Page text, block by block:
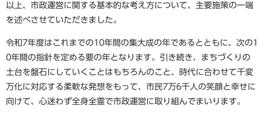
以上、市政運営に関する基本的な考え方について、主要施策の一端
を述べさせていただきました。
令和7年度はこれまでの10年間の集大成の年であるとともに、次の1
0年間の指針を定める要の年となります。引き続き、まちづくりの
土台を盤石にしていくことはもちろんのこと、時代に合わせて千変
万化に対応する柔軟な発想をもって、市民7万6千人の笑顔と幸せに
向けて、心迷わず全身全霊で市政運営に取り組んでまいります。